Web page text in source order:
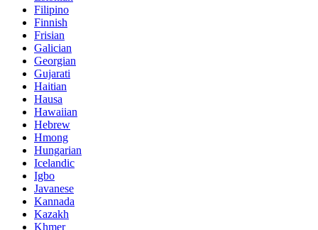
Filipino
Finnish
Frisian
Galician
Georgian
Gujarati
Haitian
Hausa
Hawaiian
Hebrew
Hmong
Hungarian
Icelandic
Igbo
Javanese
Kannada
Kazakh
Khmer